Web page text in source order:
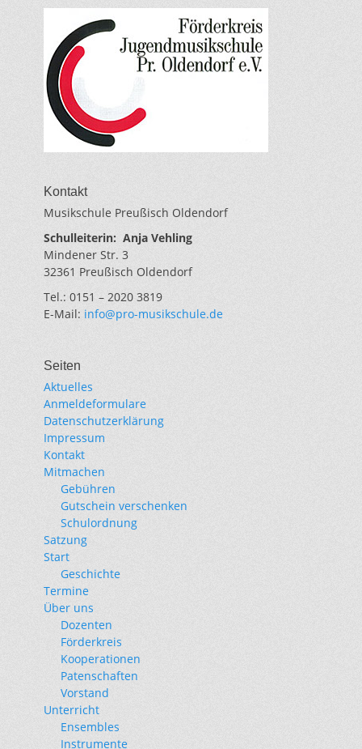
Kontakt
Musikschule Preußisch Oldendorf
Schulleiterin: Anja Vehling
Mindener Str. 3
32361 Preußisch Oldendorf
Tel.: 0151 – 2020 3819
E-Mail: info@pro-musikschule.de
Seiten
Aktuelles
Anmeldeformulare
Datenschutzerklärung
Impressum
Kontakt
Mitmachen
Gebühren
Gutschein verschenken
Schulordnung
Satzung
Start
Geschichte
Termine
Über uns
Dozenten
Förderkreis
Kooperationen
Patenschaften
Vorstand
Unterricht
Ensembles
Instrumente